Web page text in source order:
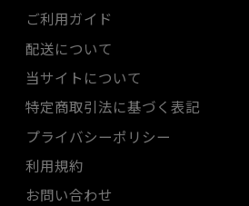
ご利用ガイド
配送について
当サイトについて
特定商取引法に基づく表記
プライバシーポリシー
利用規約
お問い合わせ